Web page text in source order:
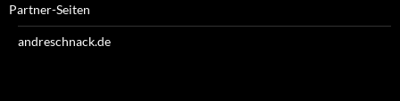
Partner-Seiten
andreschnack.de